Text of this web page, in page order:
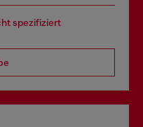
spezifiziert